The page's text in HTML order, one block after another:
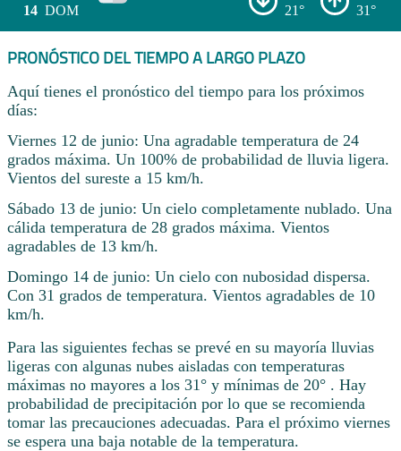
14 DOM 21° 31°
PRONÓSTICO DEL TIEMPO A LARGO PLAZO
Aquí tienes el pronóstico del tiempo para los próximos
días:
Viernes 12 de junio: Una agradable temperatura de 24
grados máxima. Un 100% de probabilidad de lluvia ligera.
Vientos del sureste a 15 km/h.
Sábado 13 de junio: Un cielo completamente nublado. Una
cálida temperatura de 28 grados máxima. Vientos
agradables de 13 km/h.
Domingo 14 de junio: Un cielo con nubosidad dispersa.
Con 31 grados de temperatura. Vientos agradables de 10
km/h.
Para las siguientes fechas se prevé en su mayoría lluvias
ligeras con algunas nubes aisladas con temperaturas
máximas no mayores a los 31° y mínimas de 20° . Hay
probabilidad de precipitación por lo que se recomienda
tomar las precauciones adecuadas. Para el próximo viernes
se espera una baja notable de la temperatura.